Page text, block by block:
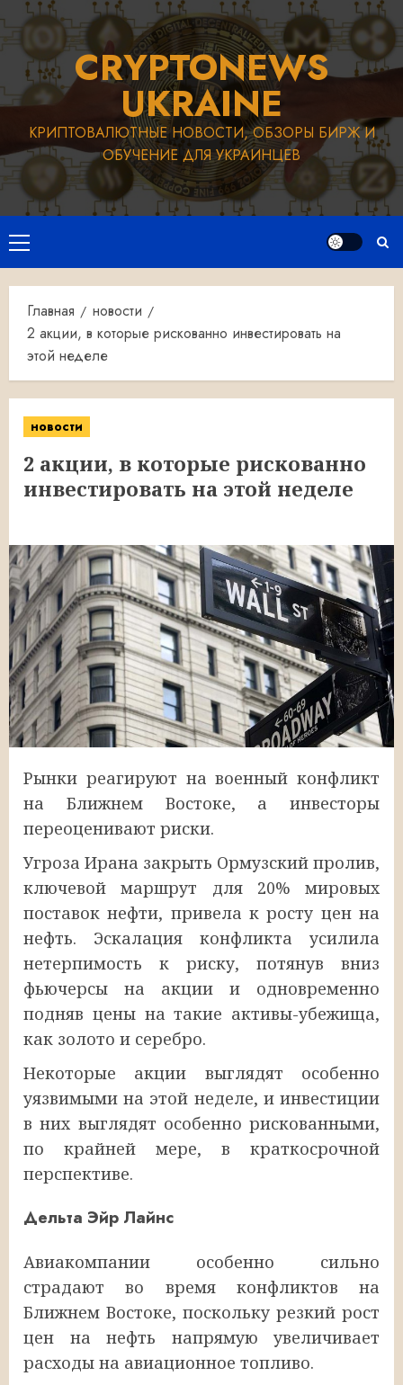
Перейти
к
содержимомуCRYPTONEWS
UKRAINE
КРИПТОВАЛЮТНЫЕ НОВОСТИ, ОБЗОРЫ БИРЖ И
ОБУЧЕНИЕ ДЛЯ УКРАИНЦЕВ
Основное
меню
Главная
новости
2 акции, в которые рискованно инвестировать на
этой неделе
новости
2 акции, в которые рискованно
инвестировать на этой неделе
Рынки реагируют на военный конфликт
на Ближнем Востоке, а инвесторы
переоценивают риски.
Угроза Ирана закрыть Ормузский пролив,
ключевой маршрут для 20% мировых
поставок нефти, привела к росту цен на
нефть. Эскалация конфликта усилила
нетерпимость к риску, потянув вниз
фьючерсы на акции и одновременно
подняв цены на такие активы-убежища,
как золото и серебро.
Некоторые акции выглядят особенно
уязвимыми на этой неделе, и инвестиции
в них выглядят особенно рискованными,
по крайней мере, в краткосрочной
перспективе.
Дельта Эйр Лайнс
Авиакомпании особенно сильно
страдают во время конфликтов на
Ближнем Востоке, поскольку резкий рост
цен на нефть напрямую увеличивает
расходы на авиационное топливо.